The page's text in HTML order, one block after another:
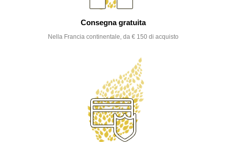
Consegna gratuita
Nella Francia continentale, da € 150 di acquisto